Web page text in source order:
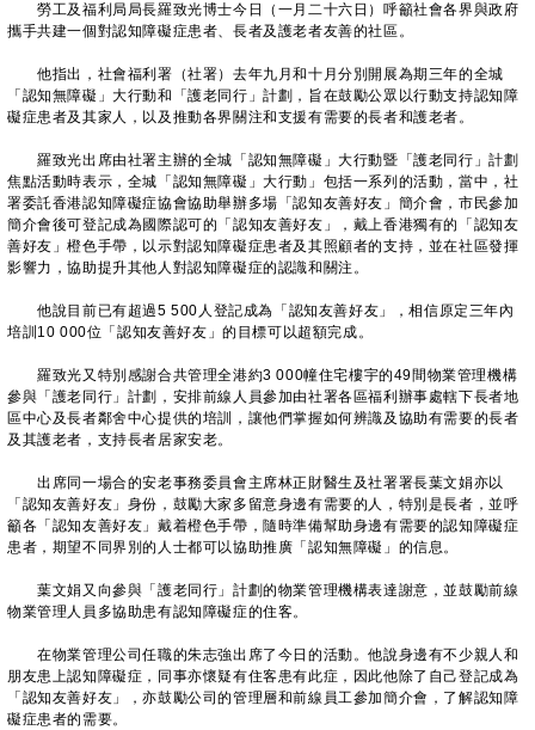
勞工及福利局局長羅致光博士今日（一月二十六日）呼籲社會各界與政府
攜手共建一個對認知障礙症患者、長者及護老者友善的社區。
他指出，社會福利署（社署）去年九月和十月分別開展為期三年的全城
「認知無障礙」大行動和「護老同行」計劃，旨在鼓勵公眾以行動支持認知障
礙症患者及其家人，以及推動各界關注和支援有需要的長者和護老者。
羅致光出席由社署主辦的全城「認知無障礙」大行動暨「護老同行」計劃
焦點活動時表示，全城「認知無障礙」大行動」包括一系列的活動，當中，社
署委託香港認知障礙症協會協助舉辦多場「認知友善好友」簡介會，市民參加
簡介會後可登記成為國際認可的「認知友善好友」，戴上香港獨有的「認知友
善好友」橙色手帶，以示對認知障礙症患者及其照顧者的支持，並在社區發揮
影響力，協助提升其他人對認知障礙症的認識和關注。
他說目前已有超過5 500人登記成為「認知友善好友」，相信原定三年內
培訓10 000位「認知友善好友」的目標可以超額完成。
羅致光又特別感謝合共管理全港約3 000幢住宅樓宇的49間物業管理機構
參與「護老同行」計劃，安排前線人員參加由社署各區福利辦事處轄下長者地
區中心及長者鄰舍中心提供的培訓，讓他們掌握如何辨識及協助有需要的長者
及其護老者，支持長者居家安老。
出席同一場合的安老事務委員會主席林正財醫生及社署署長葉文娟亦以
「認知友善好友」身份，鼓勵大家多留意身邊有需要的人，特別是長者，並呼
籲各「認知友善好友」戴着橙色手帶，隨時準備幫助身邊有需要的認知障礙症
患者，期望不同界別的人士都可以協助推廣「認知無障礙」的信息。
葉文娟又向參與「護老同行」計劃的物業管理機構表達謝意，並鼓勵前線
物業管理人員多協助患有認知障礙症的住客。
在物業管理公司任職的朱志強出席了今日的活動。他說身邊有不少親人和
朋友患上認知障礙症，同事亦懷疑有住客患有此症，因此他除了自己登記成為
「認知友善好友」，亦鼓勵公司的管理層和前線員工參加簡介會，了解認知障
礙症患者的需要。